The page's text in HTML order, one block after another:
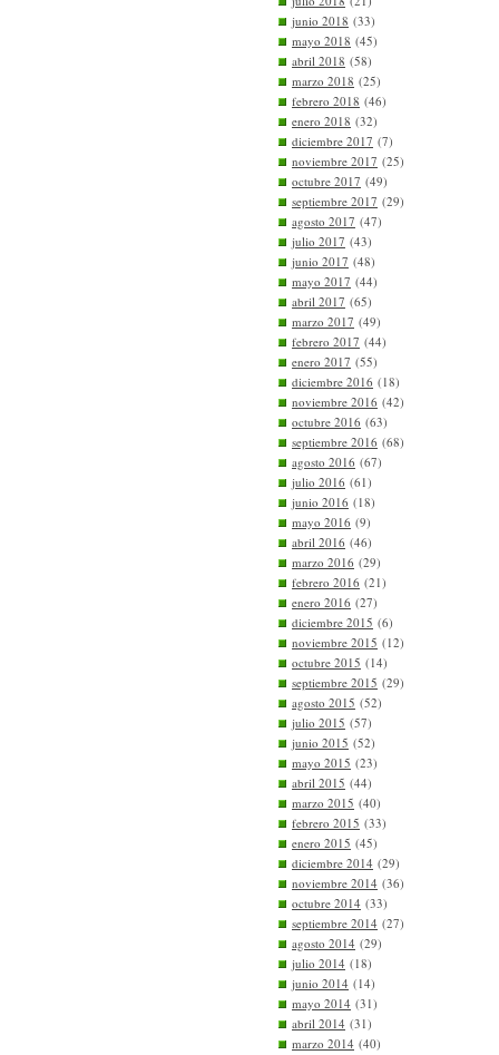
junio 2018 (33)
mayo 2018 (45)
abril 2018 (58)
marzo 2018 (25)
febrero 2018 (46)
enero 2018 (32)
diciembre 2017 (7)
noviembre 2017 (25)
octubre 2017 (49)
septiembre 2017 (29)
agosto 2017 (47)
julio 2017 (43)
junio 2017 (48)
mayo 2017 (44)
abril 2017 (65)
marzo 2017 (49)
febrero 2017 (44)
enero 2017 (55)
diciembre 2016 (18)
noviembre 2016 (42)
octubre 2016 (63)
septiembre 2016 (68)
agosto 2016 (67)
julio 2016 (61)
junio 2016 (18)
mayo 2016 (9)
abril 2016 (46)
marzo 2016 (29)
febrero 2016 (21)
enero 2016 (27)
diciembre 2015 (6)
noviembre 2015 (12)
octubre 2015 (14)
septiembre 2015 (29)
agosto 2015 (52)
julio 2015 (57)
junio 2015 (52)
mayo 2015 (23)
abril 2015 (44)
marzo 2015 (40)
febrero 2015 (33)
enero 2015 (45)
diciembre 2014 (29)
noviembre 2014 (36)
octubre 2014 (33)
septiembre 2014 (27)
agosto 2014 (29)
julio 2014 (18)
junio 2014 (14)
mayo 2014 (31)
abril 2014 (31)
marzo 2014 (40)